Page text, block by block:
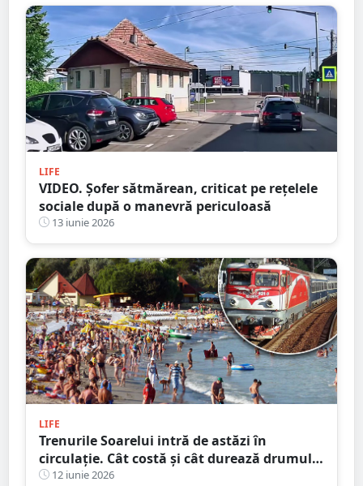
LIFE
VIDEO. Șofer sătmărean, criticat pe rețelele
sociale după o manevră periculoasă
13 iunie 2026
LIFE
Trenurile Soarelui intră de astăzi în
circulație. Cât costă și cât durează drumul
spre litoral de la Satu Mare
12 iunie 2026